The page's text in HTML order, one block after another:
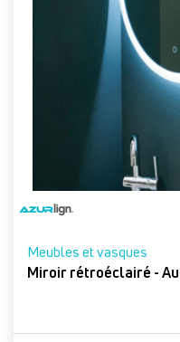
Meubles et vasques
Miroir